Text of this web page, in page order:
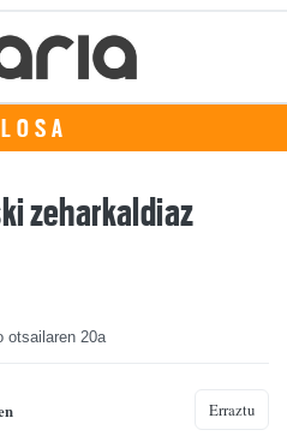
zeharkaldiaz
otsailaren 20a
Erraztu